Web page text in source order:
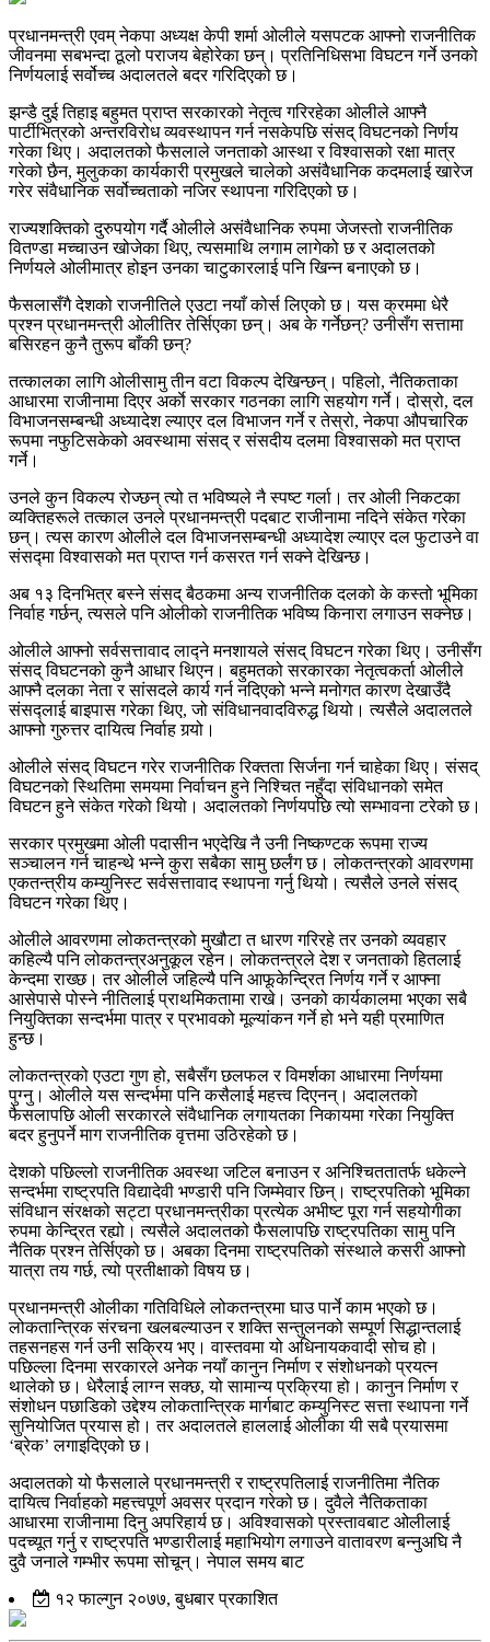
प्रधानमन्त्री एवम् नेकपा अध्यक्ष केपी शर्मा ओलीले यसपटक आफ्नो राजनीतिक
जीवनमा सबभन्दा ठूलो पराजय बेहोरेका छन्। प्रतिनिधिसभा विघटन गर्ने उनको
निर्णयलाई सर्वोच्च अदालतले बदर गरिदिएको छ।
झन्डै दुई तिहाइ बहुमत प्राप्त सरकारको नेतृत्व गरिरहेका ओलीले आफ्नै
पार्टीभित्रको अन्तरविरोध व्यवस्थापन गर्न नसकेपछि संसद् विघटनको निर्णय
गरेका थिए। अदालतको फैसलाले जनताको आस्था र विश्वासको रक्षा मात्र
गरेको छैन, मुलुकका कार्यकारी प्रमुखले चालेको असंवैधानिक कदमलाई खारेज
गरेर संवैधानिक सर्वोच्चताको नजिर स्थापना गरिदिएको छ।
राज्यशक्तिको दुरुपयोग गर्दै ओलीले असंवैधानिक रुपमा जेजस्तो राजनीतिक
वितण्डा मच्चाउन खोजेका थिए, त्यसमाथि लगाम लागेको छ र अदालतको
निर्णयले ओलीमात्र होइन उनका चाटुकारलाई पनि खिन्न बनाएको छ।
फैसलासँगै देशको राजनीतिले एउटा नयाँ कोर्स लिएको छ। यस क्रममा धेरै
प्रश्न प्रधानमन्त्री ओलीतिर तेर्सिएका छन्। अब के गर्नेछन्? उनीसँग सत्तामा
बसिरहन कुनै तुरूप बाँकी छन्?
तत्कालका लागि ओलीसामु तीन वटा विकल्प देखिन्छन्। पहिलो, नैतिकताका
आधारमा राजीनामा दिएर अर्काे सरकार गठनका लागि सहयोग गर्ने। दोस्रो, दल
विभाजनसम्बन्धी अध्यादेश ल्याएर दल विभाजन गर्ने र तेस्रो, नेकपा औपचारिक
रूपमा नफुटिसकेको अवस्थामा संसद् र संसदीय दलमा विश्वासको मत प्राप्त
गर्ने।
उनले कुन विकल्प रोज्छन् त्यो त भविष्यले नै स्पष्ट गर्ला। तर ओली निकटका
व्यक्तिहरूले तत्काल उनले प्रधानमन्त्री पदबाट राजीनामा नदिने संकेत गरेका
छन्। त्यस कारण ओलीले दल विभाजनसम्बन्धी अध्यादेश ल्याएर दल फुटाउने वा
संसद्मा विश्वासको मत प्राप्त गर्न कसरत गर्न सक्ने देखिन्छ।
अब १३ दिनभित्र बस्ने संसद् बैठकमा अन्य राजनीतिक दलको के कस्तो भूमिका
निर्वाह गर्छन्, त्यसले पनि ओलीको राजनीतिक भविष्य किनारा लगाउन सक्नेछ।
ओलीले आफ्नो सर्वसत्तावाद लाद्ने मनशायले संसद् विघटन गरेका थिए। उनीसँग
संसद् विघटनको कुनै आधार थिएन। बहुमतको सरकारका नेतृत्वकर्ता ओलीले
आफ्नै दलका नेता र सांसदले कार्य गर्न नदिएको भन्ने मनोगत कारण देखाउँदै
संसद्लाई बाइपास गरेका थिए, जो संविधानवादविरुद्ध थियो। त्यसैले अदालतले
आफ्नो गुरुत्तर दायित्व निर्वाह गर्‍यो।
ओलीले संसद् विघटन गरेर राजनीतिक रिक्तता सिर्जना गर्न चाहेका थिए। संसद्
विघटनको स्थितिमा समयमा निर्वाचन हुने निश्चित नहुँदा संविधानको समेत
विघटन हुने संकेत गरेको थियो। अदालतको निर्णयपछि त्यो सम्भावना टरेको छ।
सरकार प्रमुखमा ओली पदासीन भएदेखि नै उनी निष्कण्टक रूपमा राज्य
सञ्चालन गर्न चाहन्थे भन्ने कुरा सबैका सामु छर्लंग छ। लोकतन्त्रको आवरणमा
एकतन्त्रीय कम्युनिस्ट सर्वसत्तावाद स्थापना गर्नु थियो। त्यसैले उनले संसद्
विघटन गरेका थिए।
ओलीले आवरणमा लोकतन्त्रको मुखौटा त धारण गरिरहे तर उनको व्यवहार
कहिल्यै पनि लोकतन्त्रअनुकूल रहेन। लोकतन्त्रले देश र जनताको हितलाई
केन्दमा राख्छ। तर ओलीले जहिल्यै पनि आफूकेन्द्रित निर्णय गर्ने र आफ्ना
आसेपासे पोस्ने नीतिलाई प्राथमिकतामा राखे। उनको कार्यकालमा भएका सबै
नियुक्तिका सन्दर्भमा पात्र र प्रभावको मूल्यांकन गर्ने हो भने यही प्रमाणित
हुन्छ।
लोकतन्त्रको एउटा गुण हो, सबैसँग छलफल र विमर्शका आधारमा निर्णयमा
पुग्नु। ओलीले यस सन्दर्भमा पनि कसैलाई महत्त्व दिएनन्। अदालतको
फैसलापछि ओली सरकारले संवैधानिक लगायतका निकायमा गरेका नियुक्ति
बदर हुनुपर्ने माग राजनीतिक वृत्तमा उठिरहेको छ।
देशको पछिल्लो राजनीतिक अवस्था जटिल बनाउन र अनिश्चिततातर्फ धकेल्ने
सन्दर्भमा राष्ट्रपति विद्यादेवी भण्डारी पनि जिम्मेवार छिन्। राष्ट्रपतिको भूमिका
संविधान संरक्षको सट्टा प्रधानमन्त्रीका प्रत्येक अभीष्ट पूरा गर्न सहयोगीका
रुपमा केन्द्रित रह्यो। त्यसैले अदालतको फैसलापछि राष्ट्रपतिका सामु पनि
नैतिक प्रश्न तेर्सिएको छ। अबका दिनमा राष्ट्रपतिको संस्थाले कसरी आफ्नो
यात्रा तय गर्छ, त्यो प्रतीक्षाको विषय छ।
प्रधानमन्त्री ओलीका गतिविधिले लोकतन्त्रमा घाउ पार्ने काम भएको छ।
लोकतान्त्रिक संरचना खलबल्याउन र शक्ति सन्तुलनको सम्पूर्ण सिद्धान्तलाई
तहसनहस गर्न उनी सक्रिय भए। वास्तवमा यो अधिनायकवादी सोच हो।
पछिल्ला दिनमा सरकारले अनेक नयाँ कानुन निर्माण र संशोधनको प्रयत्न
थालेको छ। धेरैलाई लाग्न सक्छ, यो सामान्य प्रक्रिया हो। कानुन निर्माण र
संशोधन पछाडिको उद्देश्य लोकतान्त्रिक मार्गबाट कम्युनिस्ट सत्ता स्थापना गर्ने
सुनियोजित प्रयास हो। तर अदालतले हाललाई ओलीका यी सबै प्रयासमा
‘ब्रेक’ लगाइदिएको छ।
अदालतको यो फैसलाले प्रधानमन्त्री र राष्ट्रपतिलाई राजनीतिमा नैतिक
दायित्व निर्वाहको महत्त्वपूर्ण अवसर प्रदान गरेको छ। दुवैले नैतिकताका
आधारमा राजीनामा दिनु अपरिहार्य छ। अविश्वासको प्रस्तावबाट ओलीलाई
पदच्यूत गर्नु र राष्ट्रपति भण्डारीलाई महाभियोग लगाउने वातावरण बन्नुअघि नै
दुवै जनाले गम्भीर रूपमा सोचून्। नेपाल समय बाट
१२ फाल्गुन २०७७, बुधबार प्रकाशित